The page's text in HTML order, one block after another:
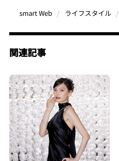
smart Web ライフスタイル
関連記事